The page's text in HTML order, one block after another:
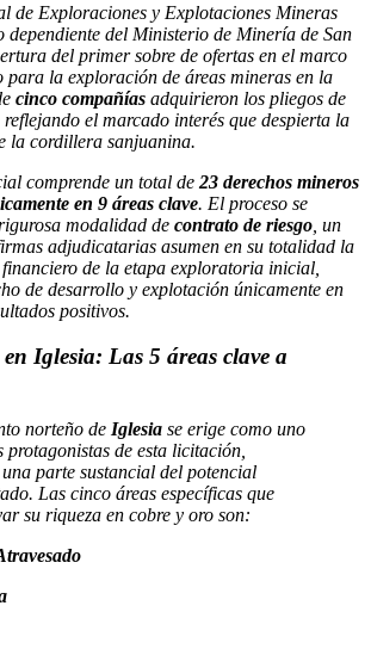
de Exploraciones y Explotaciones Mineras
del Ministerio de Minería de San
del primer sobre de ofertas en el marco
para la exploración de áreas mineras en la
cinco compañías adquirieron los pliegos de
reflejando el marcado interés que despierta la
la cordillera sanjuanina.
comprende un total de 23 derechos mineros
en 9 áreas clave. El proceso se
modalidad de contrato de riesgo , un
adjudicatarias asumen en su totalidad la
de la etapa exploratoria inicial,
de desarrollo y explotación únicamente en
positivos.
Iglesia: Las 5 áreas clave a
norteño de Iglesia se erige como uno
protagonistas de esta licitación,
parte sustancial del potencial
Las cinco áreas específicas que
su riqueza en cobre y oro son: